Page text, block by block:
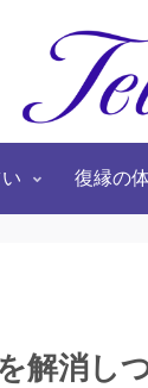
復縁の
解消し